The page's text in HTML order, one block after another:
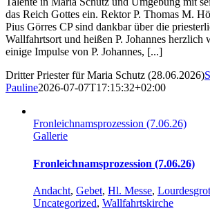
das Reich Gottes ein. Rektor P. Thomas M.
Pius Görres CP sind dankbar über die
Wallfahrtsort und heißen P. Johannes
einige Impulse von P. Johannes, [...]
Dritter Priester für Maria Schutz (28.06.2026)
Pauline2026-07-07T17:15:32+02:00
Fronleichnamsprozession (7.06.26)
Gallerie
Fronleichnamsprozession (7.06.26)
Andacht, Gebet, Hl. Messe,
Uncategorized, Wallfahrtskirche